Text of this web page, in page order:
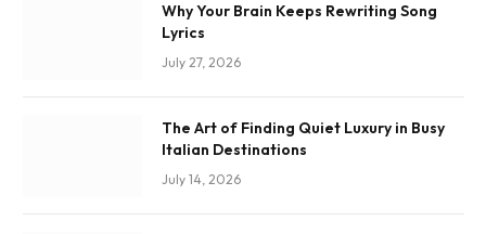
Why Your Brain Keeps Rewriting Song
Lyrics
July 27, 2026
The Art of Finding Quiet Luxury in Busy
Italian Destinations
July 14, 2026